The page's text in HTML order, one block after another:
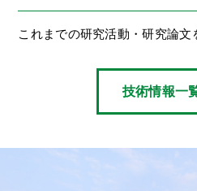
これまでの研究活動・研究論文
技術情報一